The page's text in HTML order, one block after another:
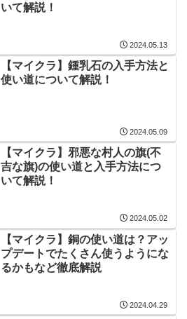
いて解説！
2024.05.13
【マイクラ】鍾乳石の入手方法と
使い道について解説！
2024.05.09
【マイクラ】邪悪な村人の旗(不
吉な旗)の使い道と入手方法につ
いて解説！
2024.05.02
【マイクラ】銅の使い道は？アッ
プデートでたくさん使うようにな
るかもなど徹底解説
2024.04.29